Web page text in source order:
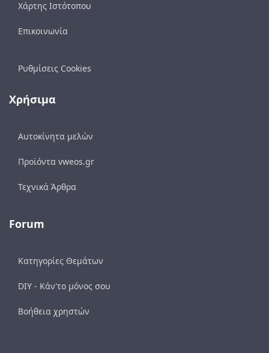
Χάρτης Ιστότοπου
Επικοινωνία
Ρυθμίσεις Cookies
Χρήσιμα
Αυτοκίνητα μελών
Προϊόντα vweos.gr
Τεχνικά Άρθρα
Forum
Κατηγορίες Θεμάτων
DIY - Κάν'το μόνος σου
Βοήθεια χρηστών